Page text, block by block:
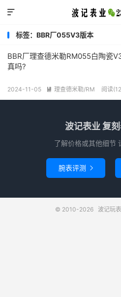

标签：BBR厂055V3版本
BBR厂理查德米勒RM055白陶瓷
真吗?
2024-11-05  理查德米勒/RM 阅读
波记表业 复
了解价格或其他细节
腕表评测 
© 2010-2026 波记玩表